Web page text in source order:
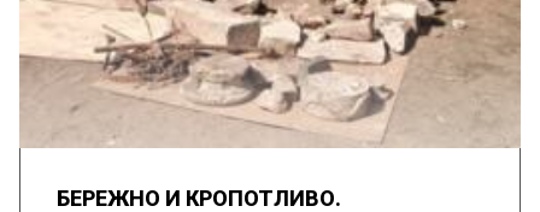
БЕРЕЖНО И КРОПОТЛИВО.